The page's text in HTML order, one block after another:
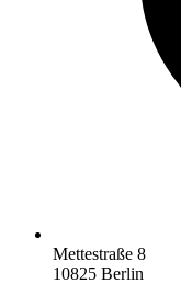
Mettestraße 8
10825 Berlin